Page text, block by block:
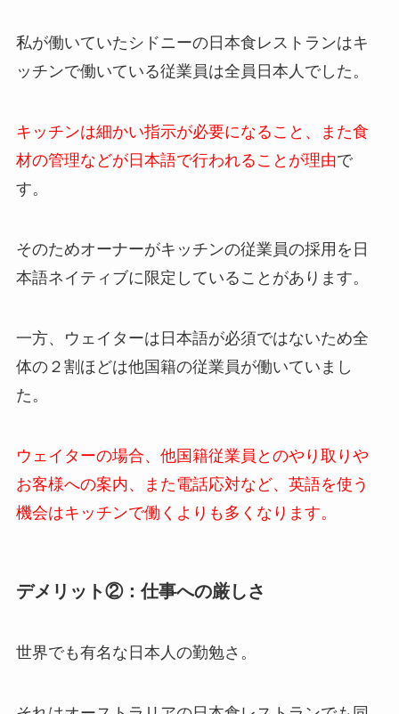
私が働いていたシドニーの日本食レストランはキ
ッチンで働いている従業員は全員日本人でした。
キッチンは細かい指示が必要になること、また食
材の管理などが日本語で行われることが理由で
す。
そのためオーナーがキッチンの従業員の採用を日
本語ネイティブに限定していることがあります。
一方、ウェイターは日本語が必須ではないため全
体の２割ほどは他国籍の従業員が働いていまし
た。
ウェイターの場合、他国籍従業員とのやり取りや
お客様への案内、また電話応対など、英語を使う
機会はキッチンで働くよりも多くなります。
デメリット②：仕事への厳しさ
世界でも有名な日本人の勤勉さ。